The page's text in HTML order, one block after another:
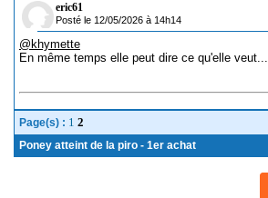
eric61
Posté le 12/05/2026 à 14h14
@khymette
En même temps elle peut dire ce qu'elle veut...
Page(s) : 1 2
Poney atteint de la piro - 1er achat